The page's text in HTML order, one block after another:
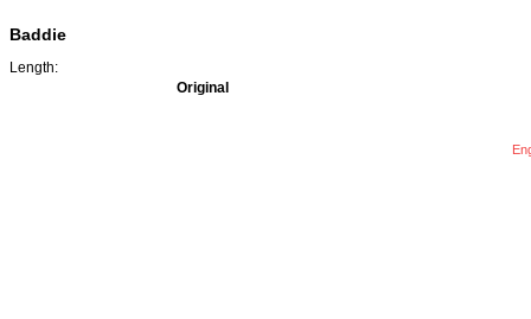
Baddie
Length:
Original